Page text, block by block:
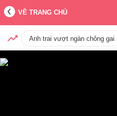
VỀ TRANG CHỦ
Anh trai vượt ngàn chông gai